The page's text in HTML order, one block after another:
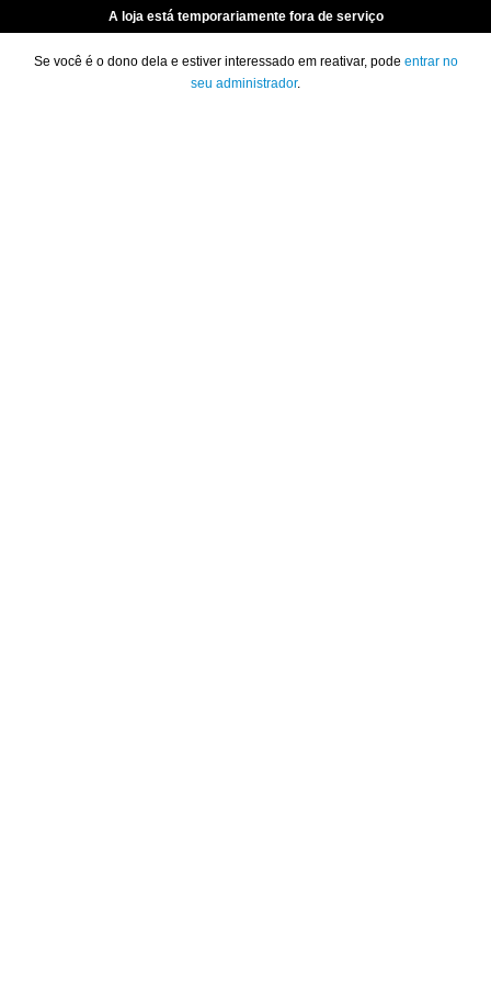
A loja está temporariamente fora de serviço
Se você é o dono dela e estiver interessado em reativar, pode entrar no
seu administrador.